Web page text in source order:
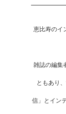
恵比寿のイ
雑誌の編集
ともあり
信」とイン